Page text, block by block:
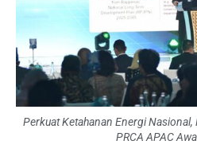
Perkuat Ketahanan Energi
PRCA APAC